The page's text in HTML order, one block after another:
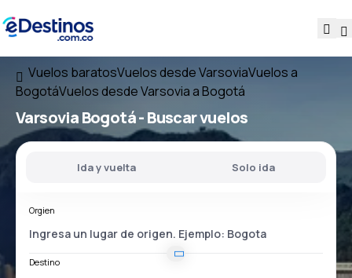
Vuelos baratosVuelos desde VarsoviaVuelos a
BogotáVuelos desde Varsovia a Bogotá
Varsovia Bogotá- Buscar vuelos
Ida y vuelta Solo ida
Orgien
Destino